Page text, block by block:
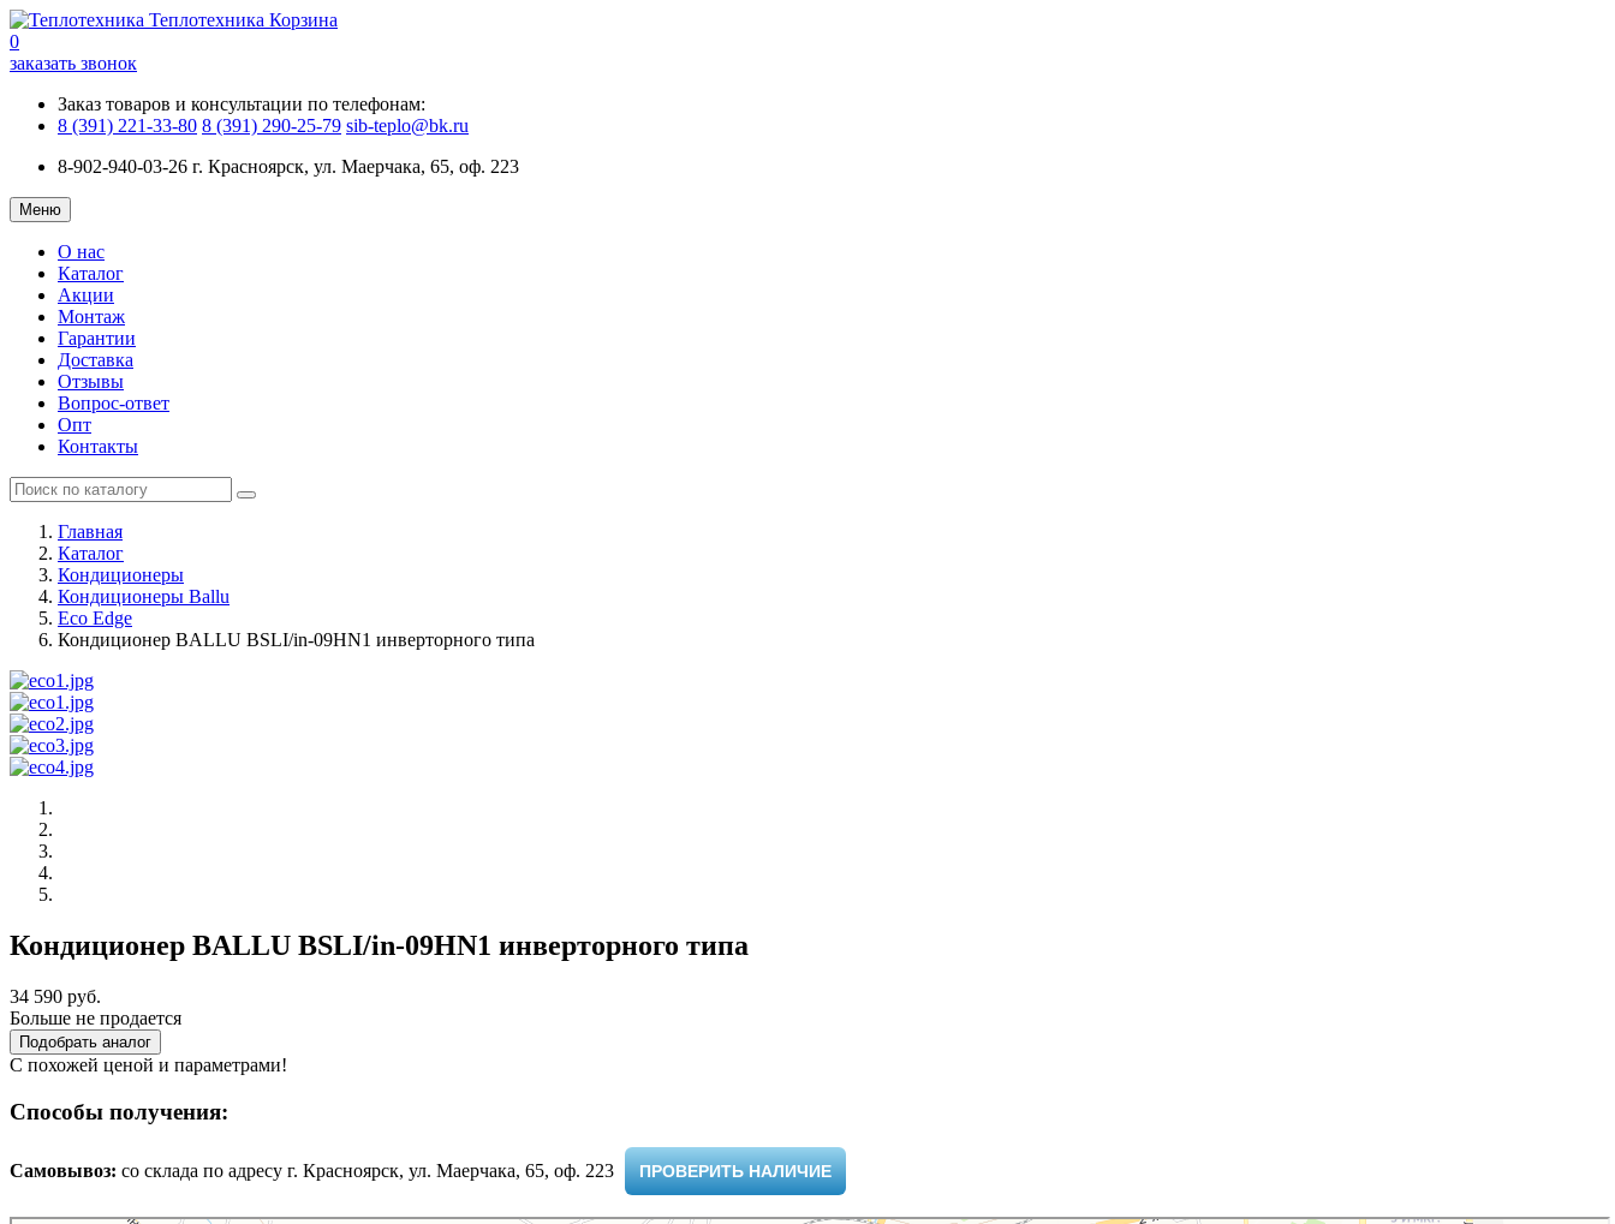
Теплотехника Корзина
0
заказать звонок
Заказ товаров и консультации по телефонам:
8 (391) 221-33-80 8 (391) 290-25-79 sib-teplo@bk.ru
8-902-940-03-26 г. Красноярск, ул. Маерчака, 65, оф. 223
Меню
О нас
Каталог
Акции
Монтаж
Гарантии
Доставка
Отзывы
Вопрос-ответ
Опт
Контакты
Главная
Каталог
Кондиционеры
Кондиционеры Ballu
Eco Edge
Кондиционер BALLU BSLI/in-09HN1 инверторного типа
Кондиционер BALLU BSLI/in-09HN1 инверторного типа
34 590 руб.
Больше не продается
Подобрать аналог
С похожей ценой и параметрами!
Способы получения:
Самовывоз: cо склада по адресу г. Красноярск, ул. Маерчака, 65, оф. 223 ​ ПРОВЕРИТЬ НАЛИЧИЕ